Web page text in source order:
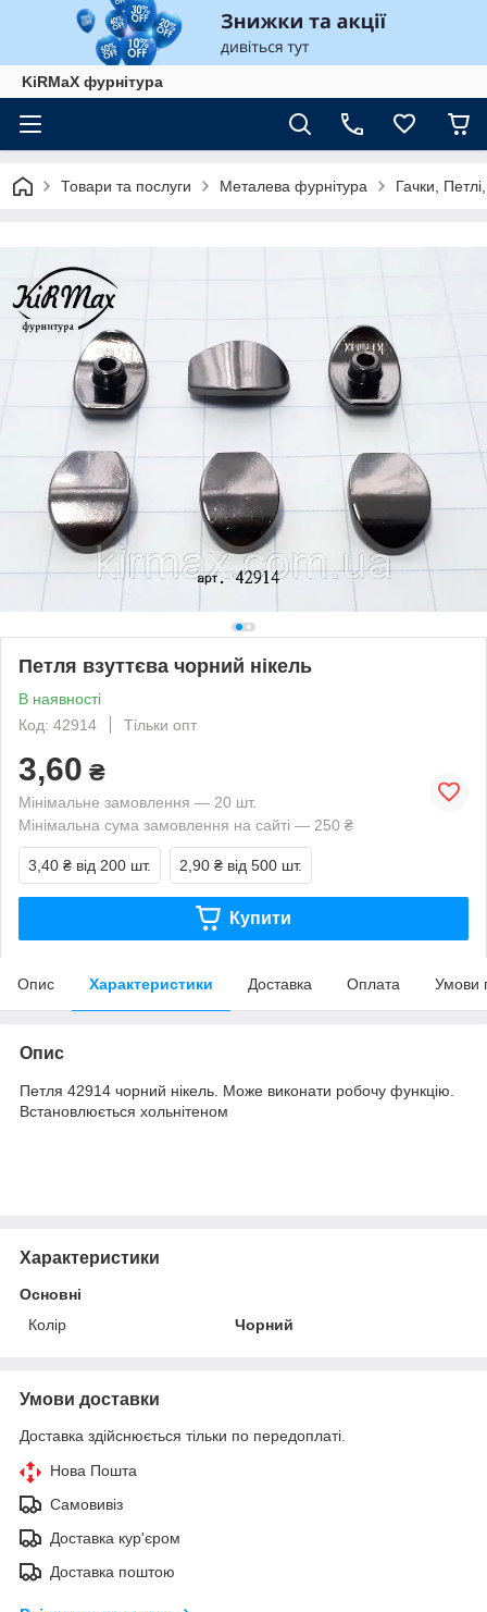
KiRMaХ фурнітура
Товари та послуги Металева фурнітура Гачки,
Петля взуттєва чорний нікель
В наявності
Код: 42914
Тільки опт
3,60 ₴
Мінімальне замовлення — 20 шт.
Мінімальна сума замовлення на сайті — 250 ₴
3,40 ₴ від 200 шт. 2,90 ₴ від 500 шт.
Купити
Опис Характеристики Доставка Оплата Умови
Опис
Петля 42914 чорний нікель. Може виконати робочу функцію.
Встановлюється хольнітеном
Характеристики
Основні
Колір
Чорний
Умови доставки
Доставка здійснюється тільки по передоплаті.
Нова Пошта
Самовивіз
Доставка кур'єром
Доставка поштою